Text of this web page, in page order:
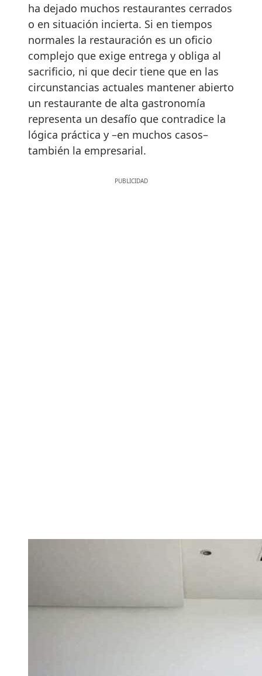
ha dejado muchos restaurantes cerrados
o en situación incierta. Si en tiempos
normales la restauración es un oficio
complejo que exige entrega y obliga al
sacrificio, ni que decir tiene que en las
circunstancias actuales mantener abierto
un restaurante de alta gastronomía
representa un desafío que contradice la
lógica práctica y –en muchos casos–
también la empresarial.